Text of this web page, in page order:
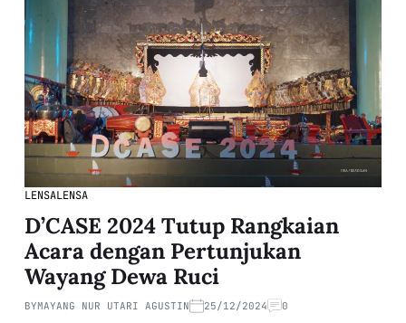
LENSALENSA
D’CASE 2024 Tutup Rangkaian
Acara dengan Pertunjukan
Wayang Dewa Ruci
BYMAYANG NUR UTARI AGUSTIN 25/12/2024 0